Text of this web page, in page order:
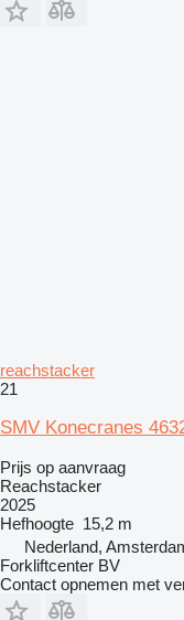
reachstacker
21
SMV Konecranes
Prijs op aanvraag
Reachstacker
2025
Hefhoogte 15,2 m
Nederland,
Forkliftcenter BV
Contact opnemen met